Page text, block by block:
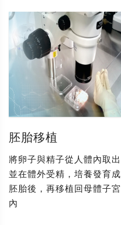
胚胎移植
將卵子與精子從人體內取出
並在體外受精，培養發育成
胚胎後，再移植回母體子宮
內